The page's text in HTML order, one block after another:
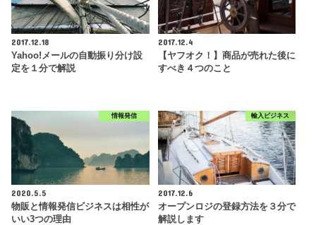
2017.12.18
Yahoo!メールの自動振り分け設
定を１分で解説
2017.12.4
【ヤフオク！】商品が売れた後に
すべき４つのこと
情報発信
2020.5.5
物販と情報発信ビジネスは相性が
いい3つの理由
輸入ビジネス
2017.12.6
オープンロジの登録方法を３分で
解説します